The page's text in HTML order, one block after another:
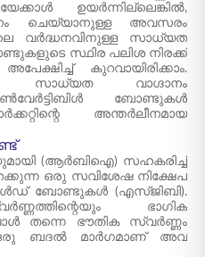
ഉയർന്നില്ലെങ്കിൽ,
ചെയ്യാനുള്ള അവസരം
വർദ്ധനവിനുള്ള സാധ്യത
സ്ഥിര പലിശ നിരക്ക്
കുറവായിരിക്കാം.
സാധ്യത വാഗ്ദാനം
ബോണ്ടുകൾ
അന്തർലീനമായ
(ആർ‌ബി‌ഐ) സഹകരിച്ച്
ഒരു സവിശേഷ നിക്ഷേപ
ബോണ്ടുകൾ (എസ്‌ജി‌ബി).
ഭാഗിക
ഭൗതിക സ്വർണ്ണം
ബദൽ മാർഗമാണ് അവ